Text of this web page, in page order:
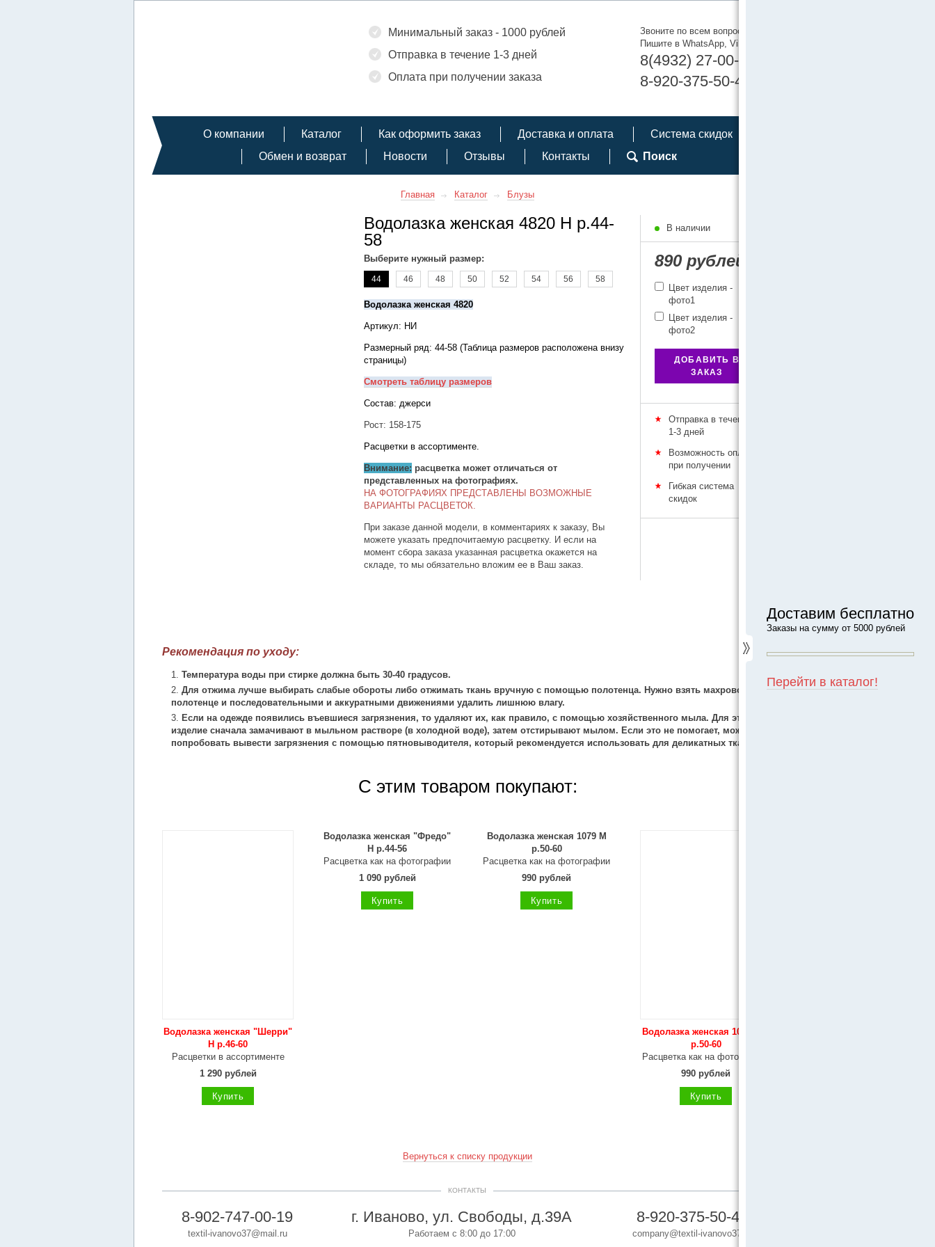
Минимальный заказ - 1000 рублей
Отправка в течение 1-3 дней
Оплата при получении заказа
Звоните по всем вопросам
Пишите в WhatsApp, Viber
8(4932) 27-00-19
8-920-375-50-40
О компании Каталог Как оформить заказ Доставка и оплата
Система скидок
Обмен и возврат
Новости Отзывы Контакты Поиск
Главная Каталог Блузы
Водолазка женская 4820 Н р.44-
58
Выберите нужный размер:
44 46 48 50 52 54 56 58
Водолазка женская 4820
Артикул: НИ
Размерный ряд: 44-58 (Таблица размеров расположена внизу
страницы)
Смотреть таблицу размеров
Состав: джерси
Рост: 158-175
Расцветки в ассортименте.
Внимание: расцветка может отличаться от
представленных на фотографиях.
НА ФОТОГРАФИЯХ ПРЕДСТАВЛЕНЫ ВОЗМОЖНЫЕ
ВАРИАНТЫ РАСЦВЕТОК.
При заказе данной модели, в комментариях к заказу, Вы
можете указать предпочитаемую расцветку. И если на
момент сбора заказа указанная расцветка окажется на
складе, то мы обязательно вложим ее в Ваш заказ.
В наличии
890 рублей
Цвет изделия -
фото1
Цвет изделия -
фото2
ДОБАВИТЬ В
ЗАКАЗ
Отправка в течение
1-3 дней
Возможность оплаты
при получении
Гибкая система
скидок
Рекомендация по уходу:
Температура воды при стирке должна быть 30-40 градусов.
Для отжима лучше выбирать слабые обороты либо отжимать ткань вручную с помощью полотенца. Нужно взять махровое
полотенце и последовательными и аккуратными движениями удалить лишнюю влагу.
Если на одежде появились въевшиеся загрязнения, то удаляют их, как правило, с помощью хозяйственного мыла. Для этого
изделие сначала замачивают в мыльном растворе (в холодной воде), затем отстирывают мылом. Если это не помогает, можно
попробовать вывести загрязнения с помощью пятновыводителя, который рекомендуется использовать для деликатных тканей.
С этим товаром покупают:
Водолазка женская "Шерри"
Н р.46-60
Расцветки в ассортименте
1 290 рублей
Купить
Водолазка женская "Фредо"
Н р.44-56
Расцветка как на фотографии
1 090 рублей
Купить
Водолазка женская 1079 М
р.50-60
Расцветка как на фотографии
990 рублей
Купить
Водолазка женская 1079/1 М
р.50-60
Расцветка как на фотографии
990 рублей
Купить
Вернуться к списку продукции
КОНТАКТЫ
8-902-747-00-19
textil-ivanovo37@mail.ru
г. Иваново, ул. Свободы, д.39А
Работаем с 8:00 до 17:00
8-920-375-50-40
company@textil-ivanovo37.ru
Доставим бесплатно
Заказы на сумму от 5000 рублей
Перейти в каталог!